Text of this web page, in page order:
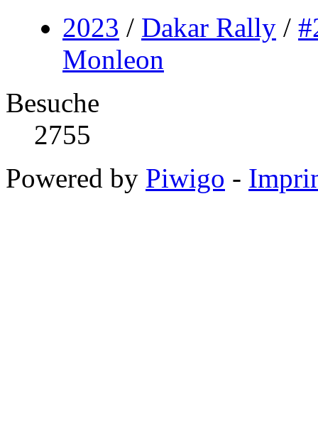
2023 / Dakar Rally /
Monleon
Besuche
2755
Powered by Piwigo -